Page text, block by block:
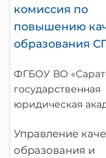
комиссия по
повышению
образования
ФГБОУ ВО
государственная
юридическая
Управление
образования и